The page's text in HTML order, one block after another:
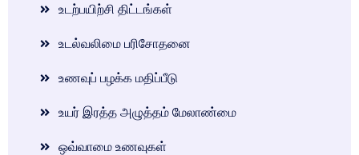
உடற்பயிற்சி திட்டங்கள்
உடல்வலிமை பரிசோதனை
உணவுப் பழக்க மதிப்பீடு
உயர் இரத்த அழுத்தம் மேலாண்மை
ஒவ்வாமை உணவுகள்